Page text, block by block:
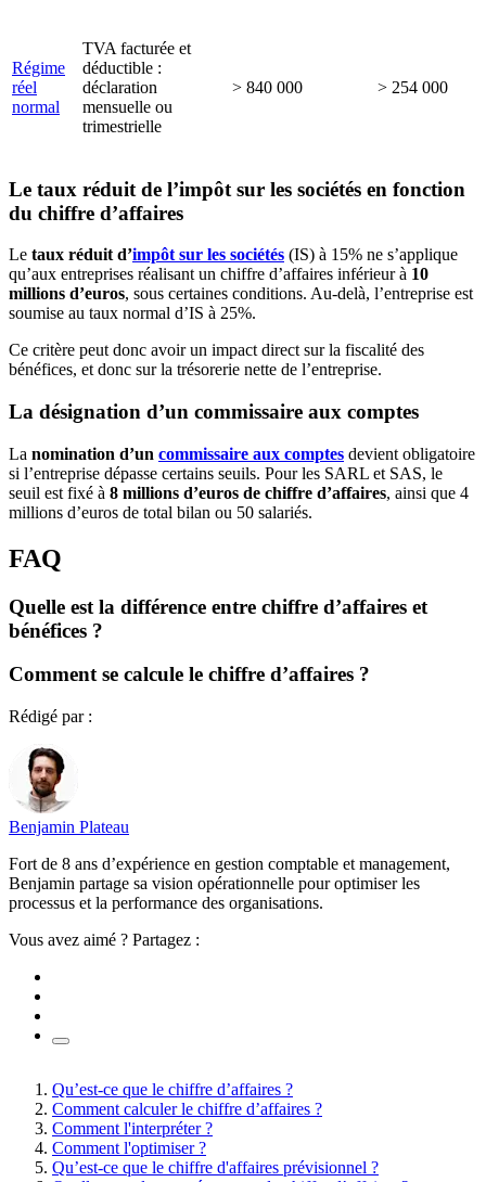
Régime
réel
normal
TVA facturée et
déductible :
déclaration
mensuelle ou
trimestrielle
> 840 000 > 254 000
Le taux réduit de l’impôt sur les sociétés en fonction
du chiffre d’affaires
Le taux réduit d’impôt sur les sociétés (IS) à 15% ne s’applique
qu’aux entreprises réalisant un chiffre d’affaires inférieur à 10
millions d’euros, sous certaines conditions. Au-delà, l’entreprise est
soumise au taux normal d’IS à 25%.
Ce critère peut donc avoir un impact direct sur la fiscalité des
bénéfices, et donc sur la trésorerie nette de l’entreprise.
La désignation d’un commissaire aux comptes
La nomination d’un commissaire aux comptes devient obligatoire
si l’entreprise dépasse certains seuils. Pour les SARL et SAS, le
seuil est fixé à 8 millions d’euros de chiffre d’affaires, ainsi que 4
millions d’euros de total bilan ou 50 salariés.
FAQ
Quelle est la différence entre chiffre d’affaires et
bénéfices ?
Comment se calcule le chiffre d’affaires ?
Rédigé par :
Benjamin Plateau
Fort de 8 ans d’expérience en gestion comptable et management,
Benjamin partage sa vision opérationnelle pour optimiser les
processus et la performance des organisations.
Vous avez aimé ? Partagez :
Qu’est-ce que le chiffre d’affaires ?
Comment calculer le chiffre d’affaires ?
Comment l'interpréter ?
Comment l'optimiser ?
Qu’est-ce que le chiffre d'affaires prévisionnel ?